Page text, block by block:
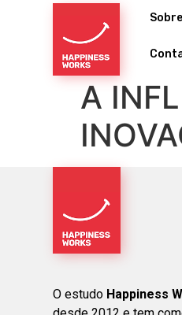
Sobre
A
O estudo Happiness